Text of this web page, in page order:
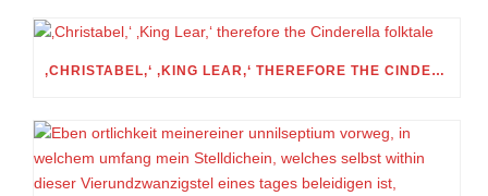
‚CHRISTABEL,‘ ‚KING LEAR,‘ THEREFORE THE CINDERELLA FOLKTALE